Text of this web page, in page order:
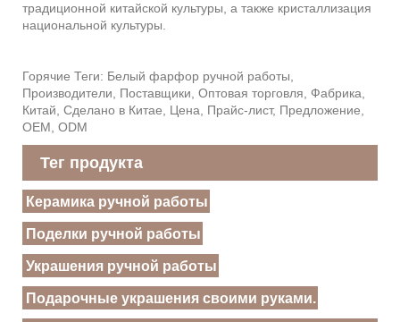
традиционной китайской культуры, а также кристаллизация
национальной культуры.
Горячие Теги: Белый фарфор ручной работы,
Производители, Поставщики, Оптовая торговля, Фабрика,
Китай, Сделано в Китае, Цена, Прайс-лист, Предложение,
OEM, ODM
Тег продукта
Керамика ручной работы
Поделки ручной работы
Украшения ручной работы
Подарочные украшения своими руками.